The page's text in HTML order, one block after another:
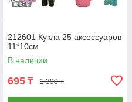
212601 Кукла 25 аксессуаров
11*10см
В наличии
695 ₸ 1 390 ₸